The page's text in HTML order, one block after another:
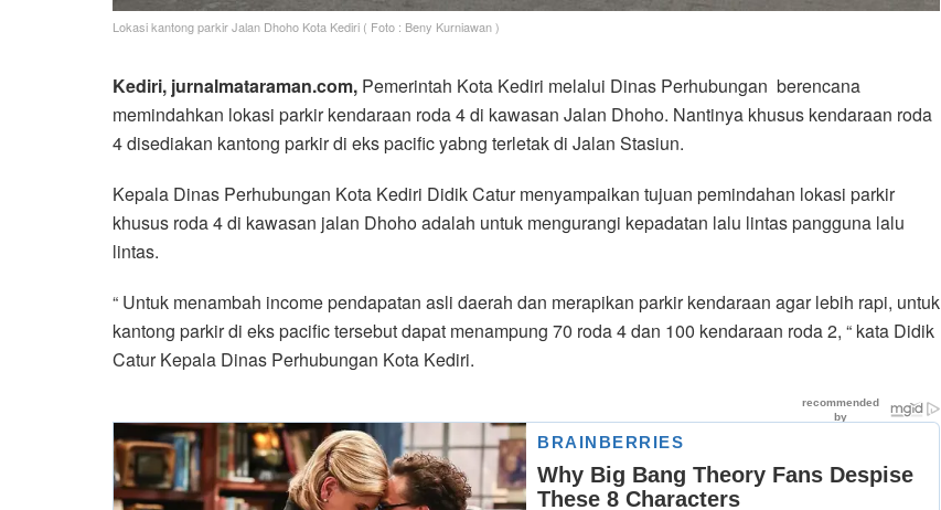
Lokasi kantong parkir Jalan Dhoho Kota Kediri ( Foto : Beny Kurniawan )
Kediri, jurnalmataraman.com, Pemerintah Kota Kediri melalui Dinas Perhubungan berencana
memindahkan lokasi parkir kendaraan roda 4 di kawasan Jalan Dhoho. Nantinya khusus kendaraan roda
4 disediakan kantong parkir di eks pacific yabng terletak di Jalan Stasiun.
Kepala Dinas Perhubungan Kota Kediri Didik Catur menyampaikan tujuan pemindahan lokasi parkir
khusus roda 4 di kawasan jalan Dhoho adalah untuk mengurangi kepadatan lalu lintas pangguna lalu
lintas.
“ Untuk menambah income pendapatan asli daerah dan merapikan parkir kendaraan agar lebih rapi, untuk
kantong parkir di eks pacific tersebut dapat menampung 70 roda 4 dan 100 kendaraan roda 2, “ kata Didik
Catur Kepala Dinas Perhubungan Kota Kediri.